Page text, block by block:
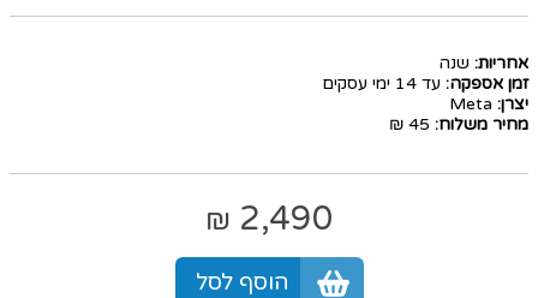
אחריות: שנה
זמן אספקה: עד 14 ימי עסקים
יצרן: Meta
מחיר משלוח: 45 ₪
2,490
₪
הוסף לסל